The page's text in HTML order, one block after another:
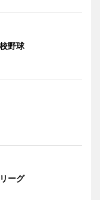
野球
ーグ